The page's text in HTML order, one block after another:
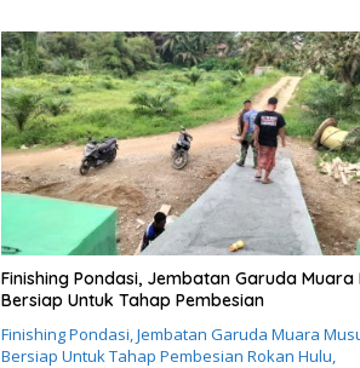
e
b
o
o
k
itt
er
e ar
e
Finishing Pondasi, Jembatan Garuda Muara
Bersiap Untuk Tahap Pembesian
Finishing Pondasi, Jembatan Garuda Muara
Bersiap Untuk Tahap Pembesian ​Rokan Hulu,